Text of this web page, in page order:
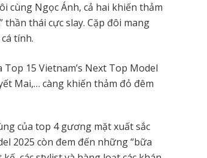
cùng Ngọc Ánh, cả hai khiến thảm
thái cực slay. Cặp đôi mang
tính.
15 Vietnam’s Next Top Model
Mai,… càng khiến thảm đỏ đêm
của top 4 gương mặt xuất sắc
2025 còn đem đến những “bữa